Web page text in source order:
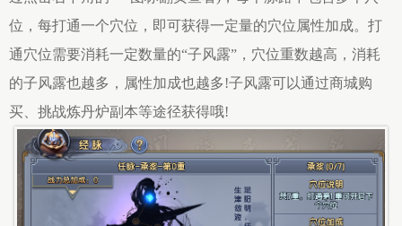
位，每打通一个穴位，即可获得一定量的穴位属性加成。打
通穴位需要消耗一定数量的“子风露”，穴位重数越高，消耗
的子风露也越多，属性加成也越多!子风露可以通过商城购
买、挑战炼丹炉副本等途径获得哦!